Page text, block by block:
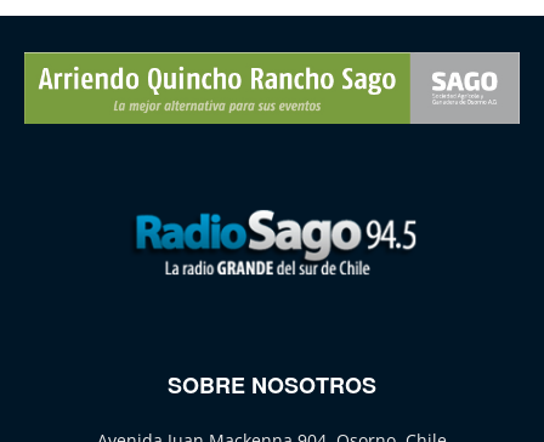
SOBRE NOSOTROS